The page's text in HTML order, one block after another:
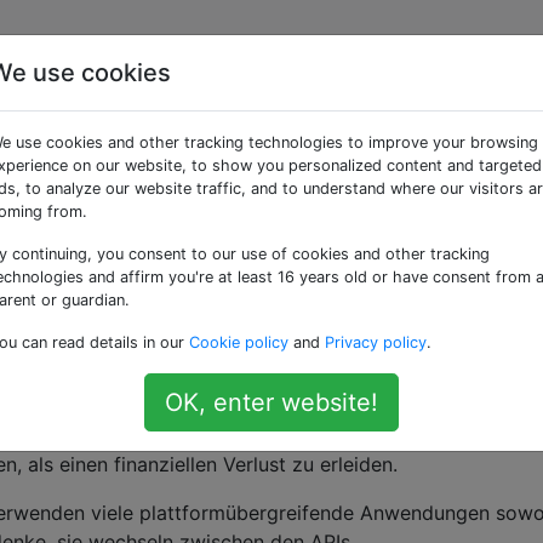
Direct3D OpenGL
Grund bekam , warum viel mehr Spiele auf Microsoft
O. Das Hauptproblem war, dass Direct3D OpenGL
ein Entwickler die Kompatibilität opfern sollte? Das ist
Ich verstehe, dass OpenGL eine Art Chaos ist,
sein. Selbst wenn es so ist, denke ich, dass die
als einen finanziellen Verlust zu erleiden.
viele plattformübergreifende Anwendungen
use cookies
use cookies and other tracking technologies to improve your browsing
on our website, to show you personalized content and targeted
to analyze our website traffic, and to understand where our visitors
from.
continuing, you consent to our use of cookies and other tracking
and affirm you're at least 16 years old or have consent from a
or guardian.
can read details in our Cookie policy and Privacy policy.
OK, enter website!